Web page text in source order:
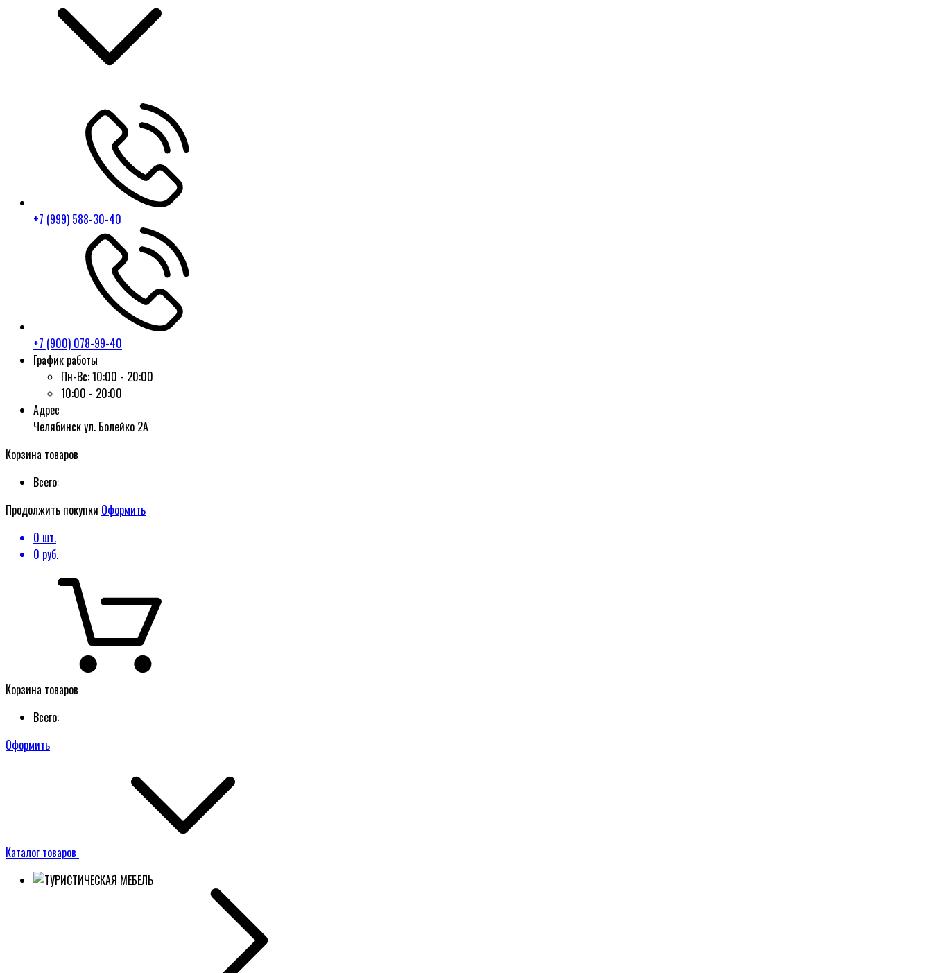
+7 (999) 588-30-40
+7 (900) 078-99-40
График работы
Пн-Вс:10:00 - 20:00
10:00 - 20:00
Адрес
Челябинск ул. Болейко 2А
Корзина товаров
Всего:
Продолжить покупки Оформить
0 шт.
0 руб.
Корзина товаров
Всего:
Оформить
Каталог товаров